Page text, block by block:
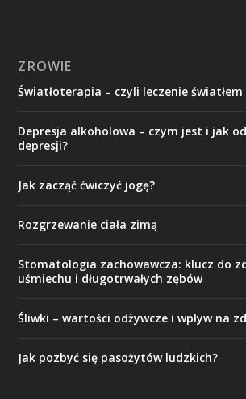
ZROWIE
Światłoterapia – czyli leczenie światłem
Depresja alkoholowa – czym jest i jak
depresji?
Jak zacząć ćwiczyć jogę?
Rozgrzewanie ciała zimą
Stomatologia zachowawcza: klucz do
uśmiechu i długotrwałych zębów
Śliwki – wartości odżywcze i wpływ na
Jak pozbyć się pasożytów ludzkich?